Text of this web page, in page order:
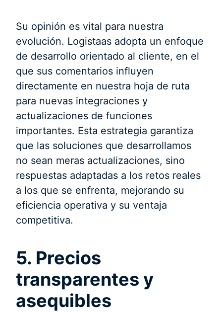
Su opinión es vital para nuestra
evolución. Logistaas adopta un enfoque
de desarrollo orientado al cliente, en el
que sus comentarios influyen
directamente en nuestra hoja de ruta
para nuevas integraciones y
actualizaciones de funciones
importantes. Esta estrategia garantiza
que las soluciones que desarrollamos
no sean meras actualizaciones, sino
respuestas adaptadas a los retos reales
a los que se enfrenta, mejorando su
eficiencia operativa y su ventaja
competitiva.
5. Precios
transparentes y
asequibles